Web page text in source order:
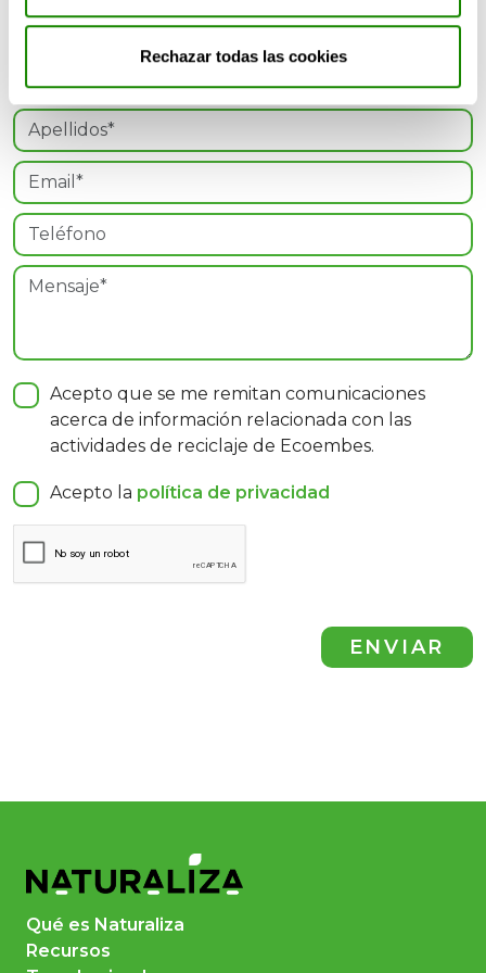
Rechazar todas las cookies
¡Gracias por confiar en Naturaliza!
Acepto que se me remitan comunicaciones
acerca de información relacionada con las
actividades de reciclaje de Ecoembes.
Acepto la política de privacidad
ENVIAR
Qué es Naturaliza
Recursos